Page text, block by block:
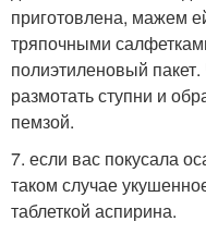
приготовлена, мажем
тряпочными
полиэтиленовый
размотать ступни и
пемзой.
7. если вас покусала
таком случае
таблеткой аспирина.